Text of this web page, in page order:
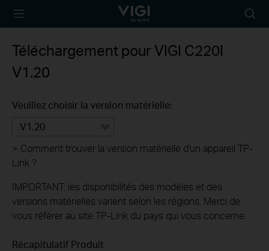
TP-Link, Reliably
icon
Téléchargement pour VIGI C220I
V1.20
Veuillez choisir la version matérielle:
V1.20
> Comment trouver la version matérielle d'un appareil TP-
Link ?
IMPORTANT: les disponibilités des modèles et des
versions matérielles varient selon les régions. Merci de
vous référer au site TP-Link du pays qui vous concerne.
Récapitulatif Produit